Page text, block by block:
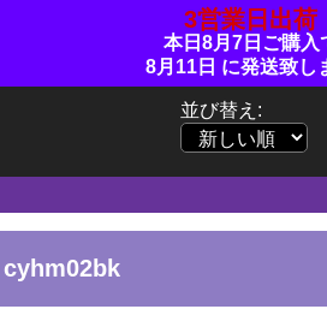
3営業日出荷
本日 8月7日 ご購入
8月11日 に発送致し
並び替え:
cyhm02bk